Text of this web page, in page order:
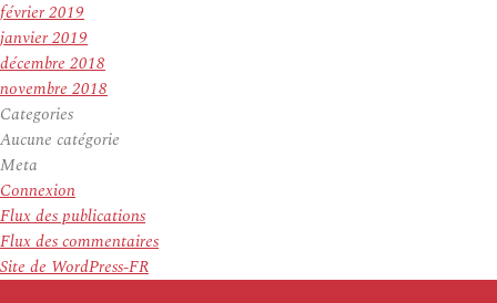
février 2019
janvier 2019
décembre 2018
novembre 2018
Categories
Aucune catégorie
Meta
Connexion
Flux des publications
Flux des commentaires
Site de WordPress-FR